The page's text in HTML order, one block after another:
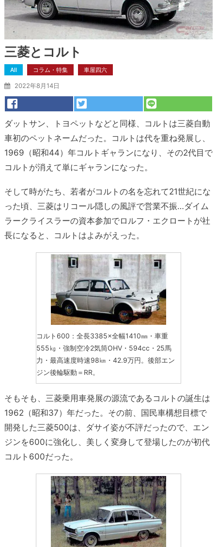
三菱とコルト
All コラム・特集 車屋四六
2022年8月14日
ダットサン、トヨペットなどと同様、コルトは三菱自動
車初のペットネームだった。コルトは代を重ね発展し、
1969（昭和44）年コルトギャランになり、その2代目で
コルトが消えて単にギャランになった。
そして時がたち、若者がコルトの名を忘れて21世紀にな
った頃、三菱はリコール隠しの風評で営業不振…ダイム
ラークライスラーの資本参加でロルフ・エクロートが社
長になると、コルトはよみがえった。
コルト600：全長3385×全幅1410㎜・車重
555㎏・強制空冷2気筒OHV・594cc・25馬
力・最高速度時速98㎞・42.9万円。後部エン
ジン後輪駆動＝RR。
そもそも、三菱乗用車発展の源流であるコルトの誕生は
1962（昭和37）年だった。その前、国民車構想目標で
開発した三菱500は、ダサイ姿が不評だったので、エン
ジンを600に強化し、美しく変身して登場したのが初代
コルト600だった。